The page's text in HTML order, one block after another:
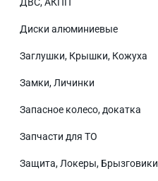
Диски алюминиевые
Заглушки, Крышки, Кожуха
Замки, Личинки
Запасное колесо, докатка
Запчасти для ТО
Защита, Локеры, Брызговики